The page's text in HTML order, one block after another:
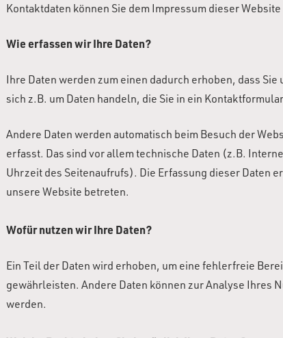
Kontaktdaten können Sie dem Impressum dieser
Wie erfassen wir Ihre Daten?
Ihre Daten werden zum einen dadurch erhoben, dass
sich z.B. um Daten handeln, die Sie in ein
Andere Daten werden automatisch beim Besuch der
erfasst. Das sind vor allem technische Daten (z.B.
Uhrzeit des Seitenaufrufs). Die Erfassung dieser Daten
unsere Website betreten.
Wofür nutzen wir Ihre Daten?
Ein Teil der Daten wird erhoben, um eine fehlerfreie
gewährleisten. Andere Daten können zur Analyse Ihres
werden.